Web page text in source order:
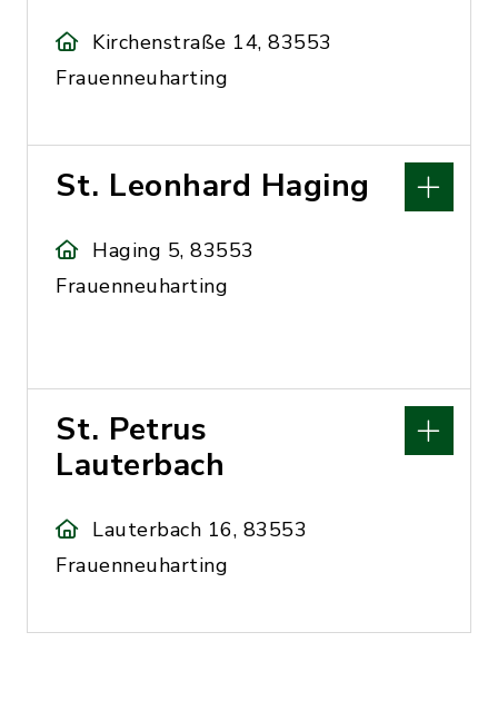
Kirchenstraße 14, 83553
Frauenneuharting
St. Leonhard Haging
Haging 5, 83553
Frauenneuharting
St. Petrus
Lauterbach
Lauterbach 16, 83553
Frauenneuharting